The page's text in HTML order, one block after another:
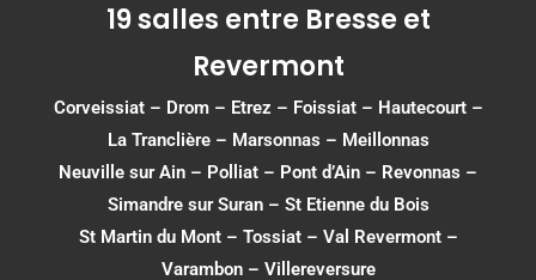
19 salles entre Bresse et
Revermont
Corveissiat– Drom– Etrez – Foissiat– Hautecourt–
La Tranclière – Marsonnas – Meillonnas
Neuville sur Ain – Polliat – Pont d’Ain – Revonnas –
Simandre sur Suran– St Etienne du Bois
St Martin du Mont– Tossiat– Val Revermont–
Varambon– Villereversure